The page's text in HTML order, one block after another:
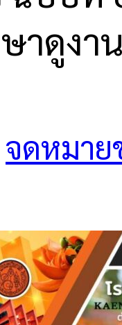
าดูงา
จดหมาย